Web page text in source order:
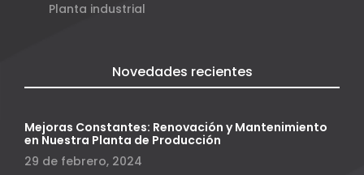
Planta industrial
Novedades recientes
Mejoras Constantes: Renovación y Mantenimiento
en Nuestra Planta de Producción
29 de febrero, 2024